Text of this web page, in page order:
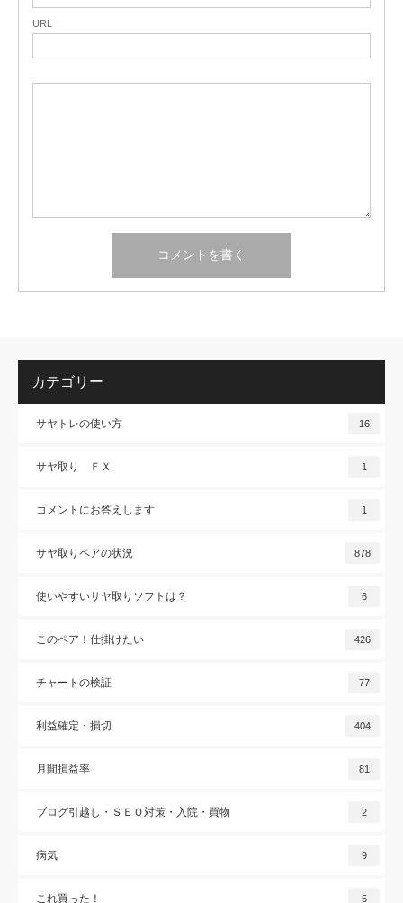
URL
カテゴリー
サヤトレの使い方 16
サヤ取り ＦＸ 1
コメントにお答えします 1
サヤ取りペアの状況 878
使いやすいサヤ取りソフトは？ 6
このペア！仕掛けたい 426
チャートの検証 77
利益確定・損切 404
月間損益率 81
ブログ引越し・ＳＥＯ対策・入院・買物 2
病気 9
これ買った！ 5